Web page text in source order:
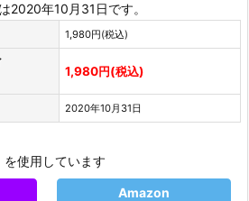
2020年10月31日です。
1,980円(税込)
1,980円(税込)
2020年10月31日
を使用しています
Amazon